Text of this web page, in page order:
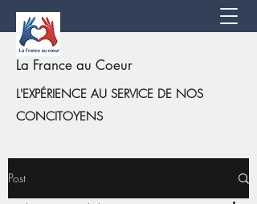
La France au Coeur
L'EXPÉRIENCE AU SERVICE DE NOS
CONCITOYENS
Post